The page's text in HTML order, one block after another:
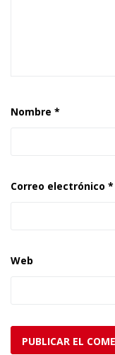
Nombre *
Correo electrónico *
Web